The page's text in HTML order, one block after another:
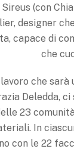
(con
designer
capace di
che
che sarà
Deledda,
23
In
con le 22